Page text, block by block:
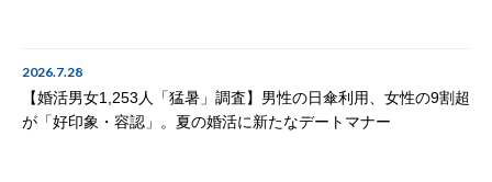
2026.7.28
【婚活男女1,253人「猛暑」調査】男性の日傘利用、女性の9割超
が「好印象・容認」。夏の婚活に新たなデートマナー